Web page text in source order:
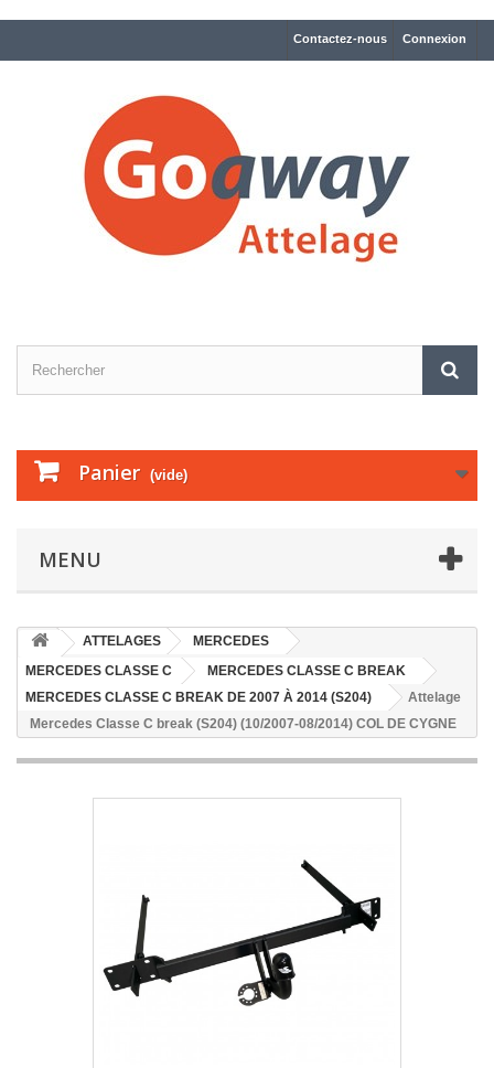
Connexion
Contactez-nous
Panier (vide)
MENU
ATTELAGES
MERCEDES
MERCEDES CLASSE C
MERCEDES CLASSE C BREAK
MERCEDES CLASSE C BREAK DE 2007 À 2014 (S204)
Attelage
Mercedes Classe C break (S204) (10/2007-08/2014) COL DE CYGNE